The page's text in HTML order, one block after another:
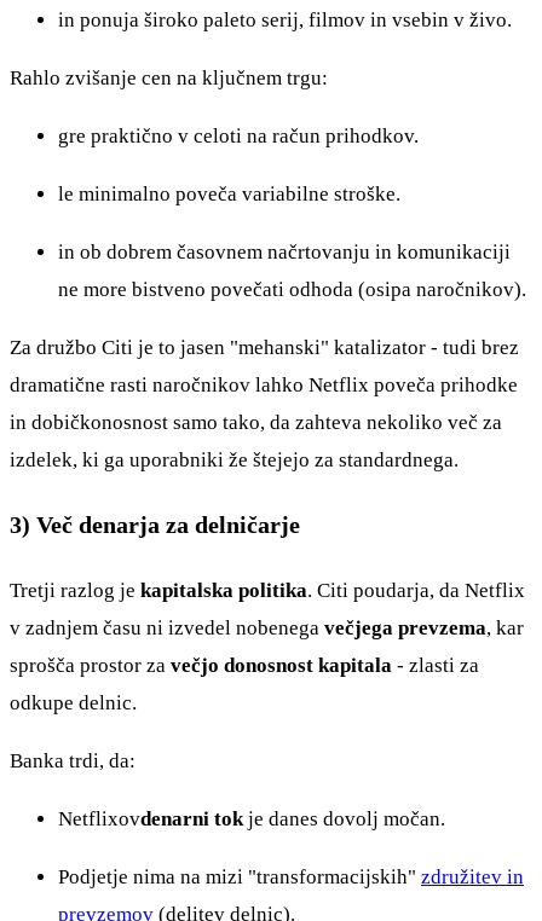
in ponuja široko paleto serij, filmov in vsebin v živo.
Rahlo zvišanje cen na ključnem trgu:
gre praktično v celoti na račun prihodkov.
le minimalno poveča variabilne stroške.
in ob dobrem časovnem načrtovanju in komunikaciji
ne more bistveno povečati odhoda (osipa naročnikov).
Za družbo Citi je to jasen "mehanski" katalizator - tudi brez
dramatične rasti naročnikov lahko Netflix poveča prihodke
in dobičkonosnost samo tako, da zahteva nekoliko več za
izdelek, ki ga uporabniki že štejejo za standardnega.
3) Več denarja za delničarje
Tretji razlog je kapitalska politika. Citi poudarja, da Netflix
v zadnjem času ni izvedel nobenega večjega prevzema, kar
sprošča prostor za večjo donosnost kapitala - zlasti za
odkupe delnic.
Banka trdi, da:
Netflixovdenarni tokje danes dovolj močan.
Podjetje nima na mizi "transformacijskih" združitev in
prevzemov (delitev delnic).